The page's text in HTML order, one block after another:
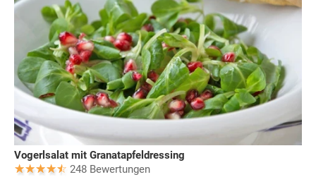
Vogerlsalat mit Granatapfeldressing
248 Bewertungen